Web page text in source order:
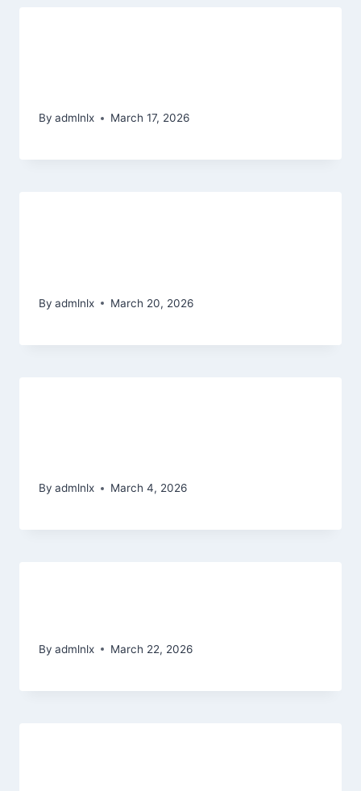
By admlnlx March 17, 2026
By admlnlx March 20, 2026
By admlnlx March 4, 2026
By admlnlx March 22, 2026